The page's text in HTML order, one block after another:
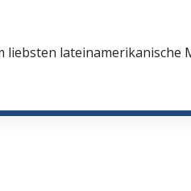
lateinamerikanische